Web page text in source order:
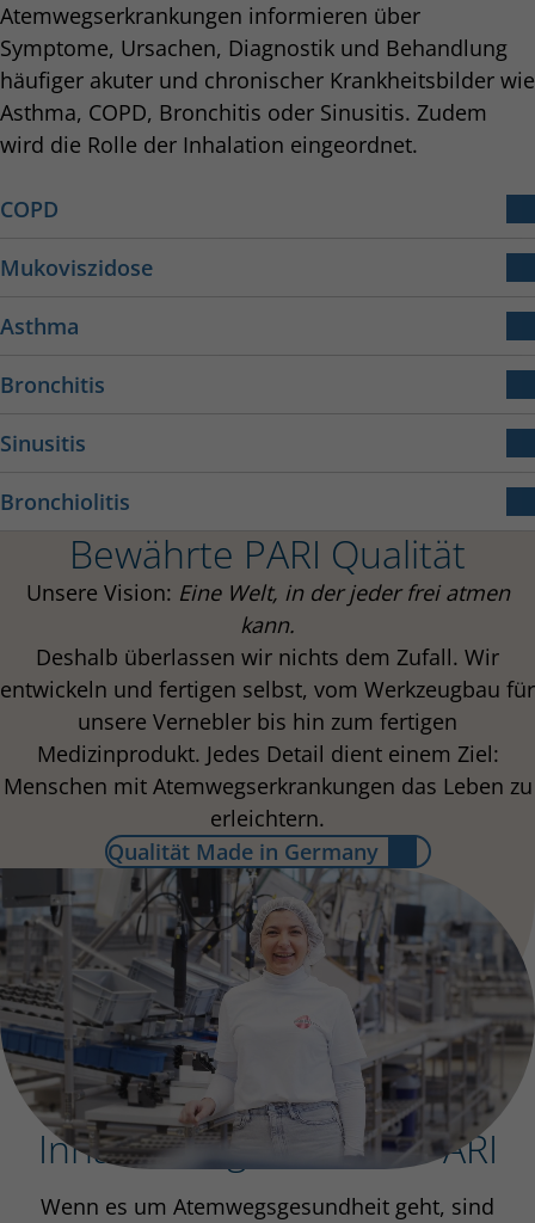
Atemwegserkrankungen informieren über
Symptome, Ursachen, Diagnostik und Behandlung
häufiger akuter und chronischer Krankheitsbilder wie
Asthma, COPD, Bronchitis oder Sinusitis. Zudem
wird die Rolle der Inhalation eingeordnet.
COPD
COPD ist eine dauerhafte Erkrankung der Atemwege.
Atemnot, es kann zu Husten und Auswurf kommen.
Mukoviszidose
Die Mukoviszidose ist eine seltene, angeborene
Mehr zu Mukoviszidose
Asthma
Asthma bronchiale ist eine chronische, entzündliche
Mehr zu Asthma
Bronchitis
Unter Bronchitis versteht man eine
infektionsbedingte Entzündung der Schleimhäute in
den Bronchien.
Mehr zu Bronchitis
Sinusitis
Die Sinusitis ist eine Entzündung der
Mehr zu Sinusitis
Bronchiolitis
Die Bronchiolitis ist eine häufige
Atemwegserkrankung bei Säuglingen und Kindern.
Mehr zu Bronchiolitis
Bewährte PARI Qualität
Unsere Vision: Eine Welt, in der jeder frei atmen
kann.
Deshalb überlassen wir nichts dem Zufall. Wir
entwickeln und fertigen selbst, vom Werkzeugbau für
unsere Vernebler bis hin zum fertigen
Medizinprodukt. Jedes Detail dient einem Ziel:
Menschen mit Atemwegserkrankungen das Leben zu
erleichtern.
Qualität Made in Germany
Inhalationsgeräte von PARI
Wenn es um Atemwegsgesundheit geht, sind